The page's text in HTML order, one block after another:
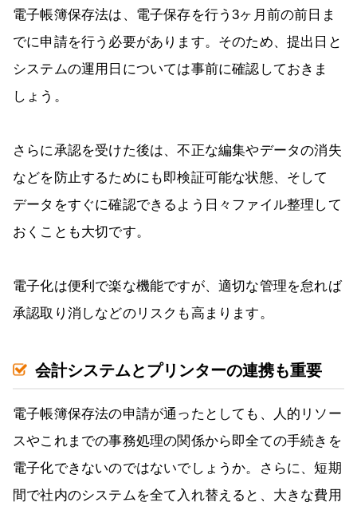
電子帳簿保存法は、電子保存を行う3ヶ月前の前日ま
でに申請を行う必要があります。そのため、提出日と
システムの運用日については事前に確認しておきま
しょう。
さらに承認を受けた後は、不正な編集やデータの消失
などを防止するためにも即検証可能な状態、そして
データをすぐに確認できるよう日々ファイル整理して
おくことも大切です。
電子化は便利で楽な機能ですが、適切な管理を怠れば
承認取り消しなどのリスクも高まります。
会計システムとプリンターの連携も重要
電子帳簿保存法の申請が通ったとしても、人的リソー
スやこれまでの事務処理の関係から即全ての手続きを
電子化できないのではないでしょうか。さらに、短期
間で社内のシステムを全て入れ替えると、大きな費用